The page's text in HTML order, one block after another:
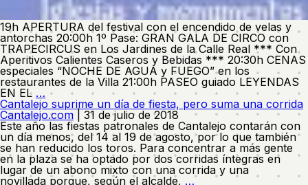
19h APERTURA del festival con el encendido de velas y
antorchas 20:00h 1º Pase: GRAN GALA DE CIRCO con
TRAPECIRCUS en Los Jardines de la Calle Real *** Con
Aperitivos Calientes Caseros y Bebidas *** 20:30h CENAS
especiales “NOCHE DE AGUA y FUEGO” en los
restaurantes de la Villa 21:00h PASEO guiado LEYENDAS
EN EL … III
FESTIVAL
«Noche
de
Agua
y
fuego»
Sábado
4/8
Cantalejo suprime un día de fiesta, pero suma una corrida
Cantalejo.com
31 de julio de 2018
Este año las fiestas patronales de Cantalejo contarán con
un día menos, del 14 al 19 de agosto, por lo que también
se han reducido los toros. Para concentrar a más gente
en la plaza se ha optado por dos corridas íntegras en
lugar de un abono mixto con una corrida y una
novillada porque, según el alcalde, …Cantalejo